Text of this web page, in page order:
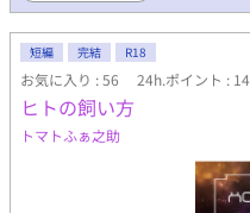
短編 完結 R18
お気に入り : 56 24h.ポイント : 14
ヒトの飼い方
トマトふぁ之助